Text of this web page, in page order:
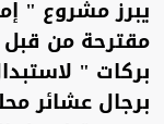
يبرز مشروع "
مقترحة من قبل
بركات "
برجال عشائر